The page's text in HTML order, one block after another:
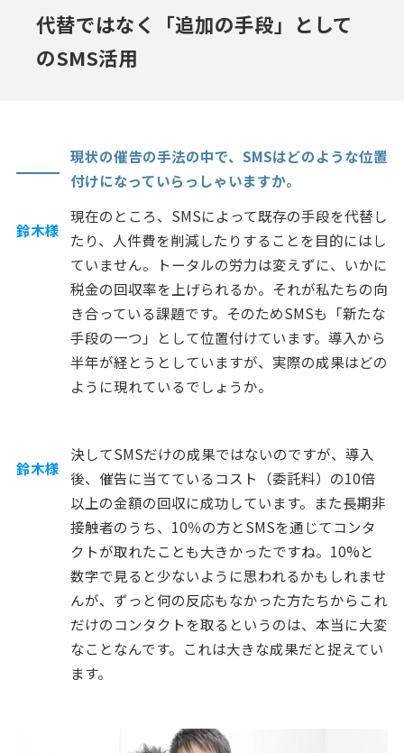
代替ではなく「追加の手段」として
のSMS活用
現状の催告の手法の中で、SMSはどのような位置
付けになっていらっしゃいますか。
鈴木様
現在のところ、SMSによって既存の手段を代替し
たり、人件費を削減したりすることを目的にはし
ていません。トータルの労力は変えずに、いかに
税金の回収率を上げられるか。それが私たちの向
き合っている課題です。そのためSMSも「新たな
手段の一つ」として位置付けています。導入から
半年が経とうとしていますが、実際の成果はどの
ように現れているでしょうか。
鈴木様
決してSMSだけの成果ではないのですが、導入
後、催告に当てているコスト（委託料）の10倍
以上の金額の回収に成功しています。また長期非
接触者のうち、10％の方とSMSを通じてコンタ
クトが取れたことも大きかったですね。10%と
数字で見ると少ないように思われるかもしれませ
んが、ずっと何の反応もなかった方たちからこれ
だけのコンタクトを取るというのは、本当に大変
なことなんです。これは大きな成果だと捉えてい
ます。